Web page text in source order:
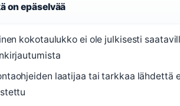
on epäselvää
kokotaulukko ei ole julkisesti
laatijaa tai tarkkaa lähdettä